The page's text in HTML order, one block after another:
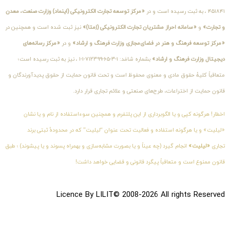
۴۵۱۸۴۱ ، به ثبت رسیده است و در «مرکز توسعه تجارت الکترونیکی (اینماد) وزارت صنعت، معدن
و تجارت»و«سامانه احراز مشتریان تجارت الکترونیکی (اِمتا)»نیز ثبت شده است و همچنین در
«مرکز توسعه فرهنگ و هنر در فضای‌مجازی وزارت فرهنگ و ارشاد»و در «مرکز رسانه‌های
دیجیتال وزارت فرهنگ و ارشاد» بشماره شامَد: ۱-۳-۶۵-۷۱۲۳۹۹-۱-۱ ، نیز به ثبت رسیده است؛
متعاقباً کلیهٔ حقوق مادی و معنوی محفوظ است و تحت قانون حمایت از حقوق پدیدآورندگان و
قانون حمایت از اختراعات، طرح‌های صنعتی و علائم تجاری قرار دارد.
اخطار! هرگونه کپی و یا الگوبرداری از این پلتفرم و همچنین سوءاستفاده از نام و یا نشان
«لیلیت» و یا هرگونه استفاده و فعالیت تحت عنوان “لیلیت” که در محدودهٔ ثبتی برند
تجاری«لیلیت»انجام گیرد (چه عیناً و یا بصورت مشابه‌سازی و بهمراه پسوند و یا پیشوند) ؛ طبق
قانون ممنوع است و متعاقباً پیگرد قانونی و قضایی خواهد داشت!
Licence By LILIT© 2008-2026 All rights Reserved